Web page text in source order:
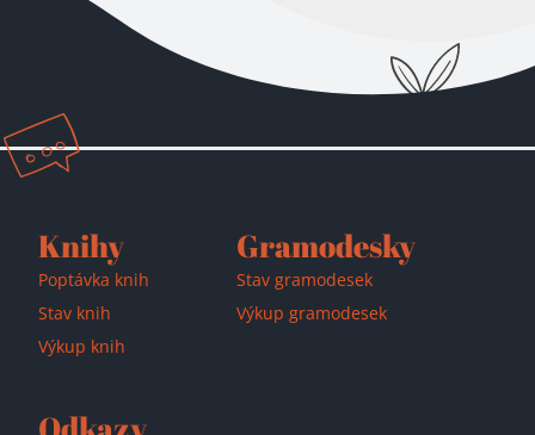
Přidáno do košíku!
Knihy
Poptávka knih
Stav knih
Výkup knih
Gramodesky
Stav gramodesek
Výkup gramodesek